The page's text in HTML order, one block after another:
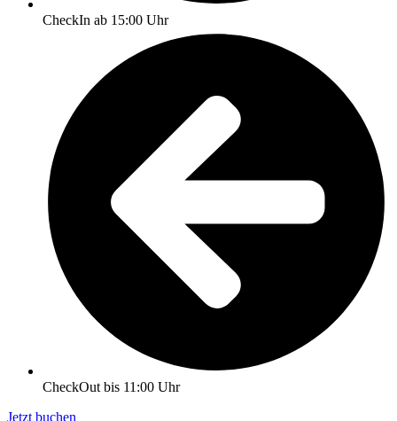
CheckIn ab 15:00 Uhr
CheckOut bis 11:00 Uhr
Jetzt buchen